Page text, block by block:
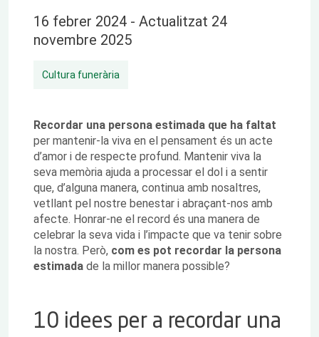
16 febrer 2024 - Actualitzat 24
novembre 2025
Cultura funerària
Recordar una persona estimada que ha faltat
per mantenir-la viva en el pensament és un acte
d’amor i de respecte profund. Mantenir viva la
seva memòria ajuda a processar el dol i a sentir
que, d’alguna manera, continua amb nosaltres,
vetllant pel nostre benestar i abraçant-nos amb
afecte. Honrar-ne el record és una manera de
celebrar la seva vida i l’impacte que va tenir sobre
la nostra. Però, com es pot recordar la persona
estimada de la millor manera possible?
10 idees per a recordar una